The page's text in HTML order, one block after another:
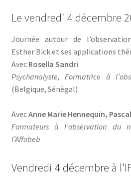
Le vendredi 4 décembre
Journée autour de
Esther Bick et ses applications
AvecRosella Sandri
Psychanalyste, Formatrice à
(Belgique, Sénègal)
AvecAnne Marie Hennequin,
Formateurs à l’observation du
l’Affobeb
Vendredi 4 décembre à